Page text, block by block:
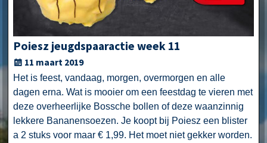
Poiesz jeugdspaaractie week 11
11 maart 2019
Het is feest, vandaag, morgen, overmorgen en alle
dagen erna. Wat is mooier om een feestdag te vieren met
deze overheerlijke Bossche bollen of deze waanzinnig
lekkere Bananensoezen. Je koopt bij Poiesz een blister
a 2 stuks voor maar € 1,99. Het moet niet gekker worden.